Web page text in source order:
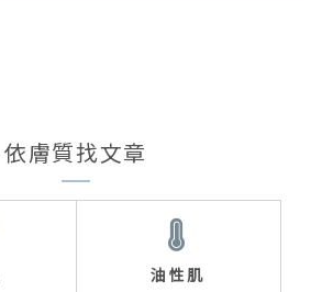
依膚質找文章
油性肌